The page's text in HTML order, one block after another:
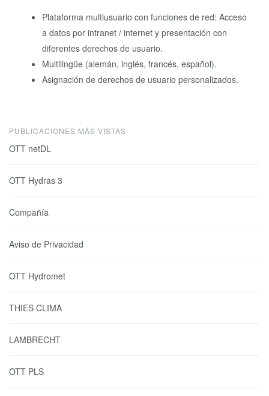
Plataforma multiusuario con funciones de red: Acceso
a datos por intranet / internet y presentación con
diferentes derechos de usuario.
Multilingüe (alemán, inglés, francés, español).
Asignación de derechos de usuario personalizados.
PUBLICACIONES MÁS VISTAS
OTT netDL
OTT Hydras 3
Compañía
Aviso de Privacidad
OTT Hydromet
THIES CLIMA
LAMBRECHT
OTT PLS